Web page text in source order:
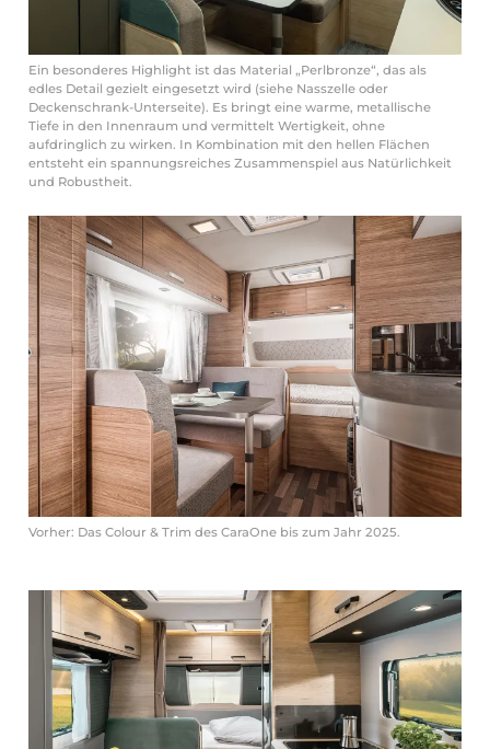
Ein besonderes Highlight ist das Material „Perlbronze“, das als
edles Detail gezielt eingesetzt wird (siehe Nasszelle oder
Deckenschrank-Unterseite). Es bringt eine warme, metallische
Tiefe in den Innenraum und vermittelt Wertigkeit, ohne
aufdringlich zu wirken. In Kombination mit den hellen Flächen
entsteht ein spannungsreiches Zusammenspiel aus Natürlichkeit
und Robustheit.
Vorher: Das Colour & Trim des CaraOne bis zum Jahr 2025.